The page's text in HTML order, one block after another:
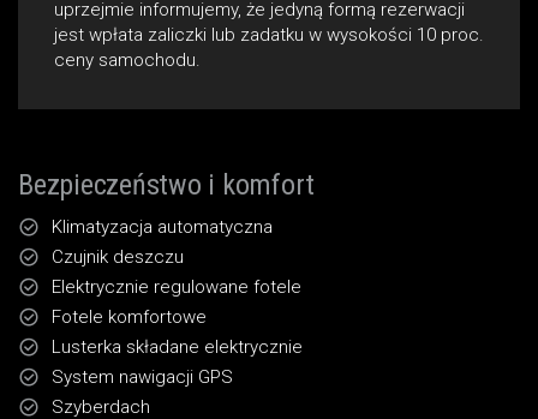
uprzejmie informujemy, że jedyną formą rezerwacji
jest wpłata zaliczki lub zadatku w wysokości 10 proc.
ceny samochodu.
Bezpieczeństwo i komfort
Klimatyzacja automatyczna
Czujnik deszczu
Elektrycznie regulowane fotele
Fotele komfortowe
Lusterka składane elektrycznie
System nawigacji GPS
Szyberdach